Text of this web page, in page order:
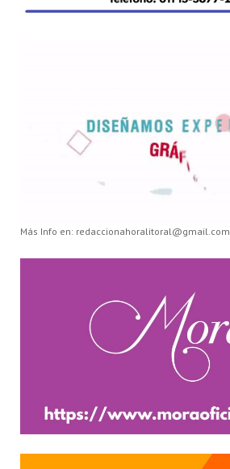
Más Info en: redaccionahoralitoral@gmail.com